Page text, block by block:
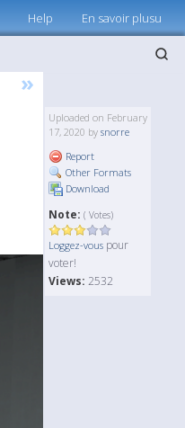
Help En savoir plusu
»
Uploaded on February
17, 2020 by snorre
Report
Other Formats
Download
Note: ( Votes)
Loggez-vous pour
voter!
Views: 2532